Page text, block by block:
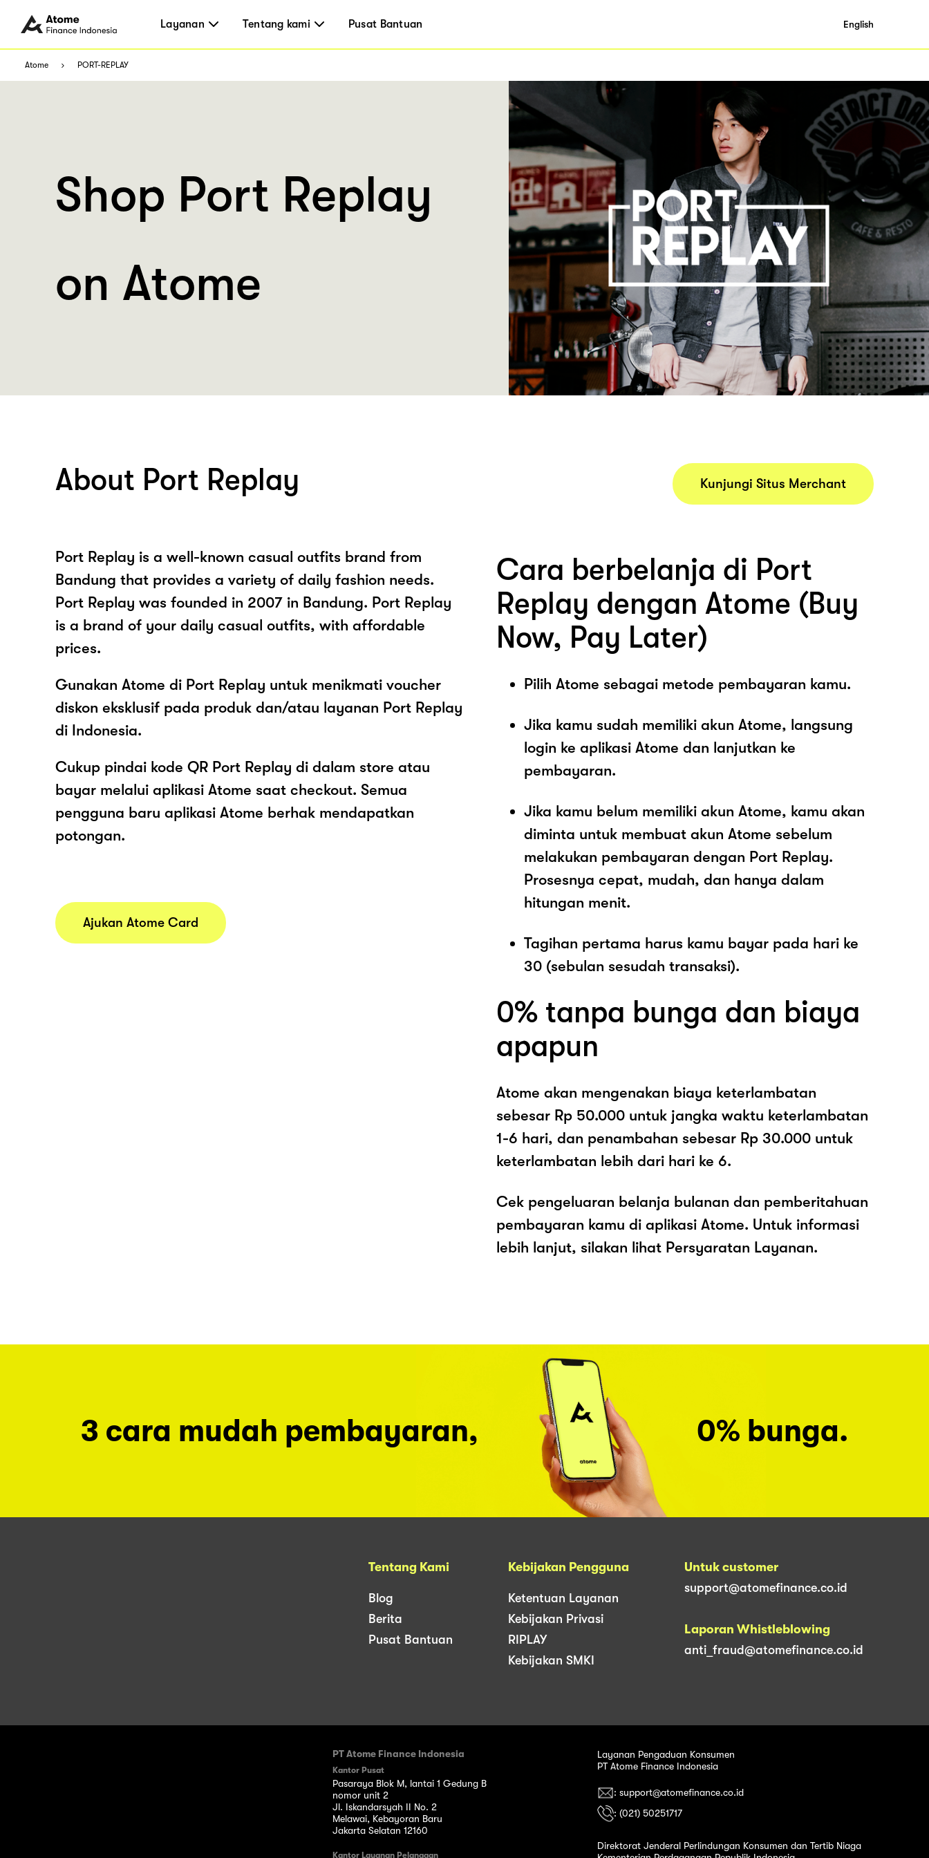
Layanan Tentang kami Pusat Bantuan English
Atome PORT-REPLAY
Shop Port Replay
on Atome
About Port Replay
Port Replay is a well-known casual outfits brand from
Bandung that provides a variety of daily fashion needs.
Port Replay was founded in 2007 in Bandung. Port Replay
is a brand of your daily casual outfits, with affordable
prices.
Gunakan Atome di Port Replay untuk menikmati voucher
diskon eksklusif pada produk dan/atau layanan Port Replay
di Indonesia.
Cukup pindai kode QR Port Replay di dalam store atau
bayar melalui aplikasi Atome saat checkout. Semua
pengguna baru aplikasi Atome berhak mendapatkan
potongan.
Ajukan Atome Card
Kunjungi Situs Merchant
Cara berbelanja di Port
Replay dengan Atome (Buy
Now, Pay Later)
Pilih Atome sebagai metode pembayaran kamu.
Jika kamu sudah memiliki akun Atome, langsung
login ke aplikasi Atome dan lanjutkan ke
pembayaran.
Jika kamu belum memiliki akun Atome, kamu akan
diminta untuk membuat akun Atome sebelum
melakukan pembayaran dengan Port Replay.
Prosesnya cepat, mudah, dan hanya dalam
hitungan menit.
Tagihan pertama harus kamu bayar pada hari ke
30 (sebulan sesudah transaksi).
0% tanpa bunga dan biaya
apapun
Atome akan mengenakan biaya keterlambatan
sebesar Rp 50.000 untuk jangka waktu keterlambatan
1-6 hari, dan penambahan sebesar Rp 30.000 untuk
keterlambatan lebih dari hari ke 6.
Cek pengeluaran belanja bulanan dan pemberitahuan
pembayaran kamu di aplikasi Atome. Untuk informasi
lebih lanjut, silakan lihat Persyaratan Layanan.
3 cara mudah pembayaran, 0% bunga.
Tentang Kami
Blog
Berita
Pusat Bantuan
Kebijakan Pengguna
Ketentuan Layanan
Kebijakan Privasi
RIPLAY
Kebijakan SMKI
Untuk customer
support@atomefinance.co.id
Laporan Whistleblowing
anti_fraud@atomefinance.co.id
PT Atome Finance Indonesia
Kantor Pusat
Pasaraya Blok M, lantai 1 Gedung B
nomor unit 2
Jl. Iskandarsyah II No. 2
Melawai, Kebayoran Baru
Jakarta Selatan 12160
Kantor Layanan Pelanggan
Layanan Pengaduan Konsumen
PT Atome Finance Indonesia
: support@atomefinance.co.id
: (021) 50251717
Direktorat Jenderal Perlindungan Konsumen dan Tertib Niaga